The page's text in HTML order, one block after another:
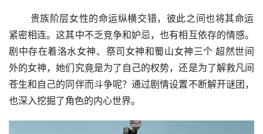
紧密相连。这其中不乏竞争和妒忌，也有相互依存的情感。
剧中存在着洛水女神、祭司女神和蜀山女神三个 超然世间
外的女神，她们究竟是为了自己的权势，还是为了解救凡间
苍生和自己的同伴而斗争呢？通过剧情设置不断解开谜团，
也深入挖掘了角色的内心世界。